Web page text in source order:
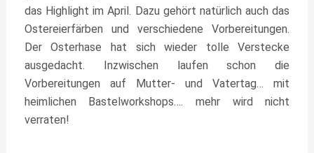
das Highlight im April. Dazu gehört natürlich auch das
Ostereierfärben und verschiedene Vorbereitungen.
Der Osterhase hat sich wieder tolle Verstecke
ausgedacht. Inzwischen laufen schon die
Vorbereitungen auf Mutter- und Vatertag… mit
heimlichen Bastelworkshops…. mehr wird nicht
verraten!